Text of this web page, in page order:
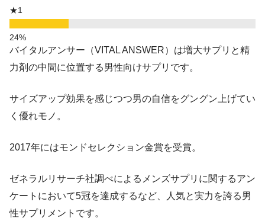
★1
バイタルアンサー（VITAL ANSWER）は増大サプリと精
力剤の中間に位置する男性向けサプリです。
サイズアップ効果を感じつつ男の自信をグングン上げてい
く優れモノ。
2017年にはモンドセレクション金賞を受賞。
ゼネラルリサーチ社調べによるメンズサプリに関するアン
ケートにおいて5冠を達成するなど、人気と実力を誇る男
性サプリメントです。